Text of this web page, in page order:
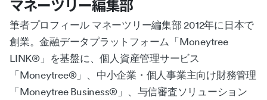
マネーツリー編集部
筆者プロフィール マネーツリー編集部 2012年に日本で
創業。金融データプラットフォーム「Moneytree
LINK®︎」を基盤に、個人資産管理サービス
「Moneytree®︎」、中小企業・個人事業主向け財務管理
「Moneytree Business®︎」、与信審査ソリューション